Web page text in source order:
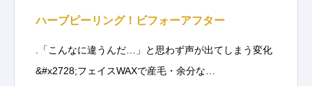
ハーブピーリング！ビフォーアフター
.「こんなに違うんだ…」と思わず声が出てしまう変化
&#x2728;フェイスWAXで産毛・余分な…